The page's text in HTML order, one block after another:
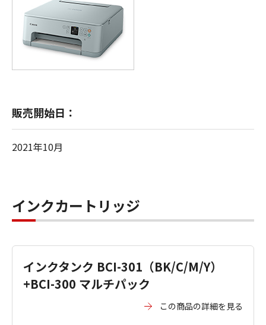
販売開始日：
2021年10月
インクカートリッジ
インクタンク BCI-301（BK/C/M/Y）
+BCI-300 マルチパック
この商品の詳細を見る